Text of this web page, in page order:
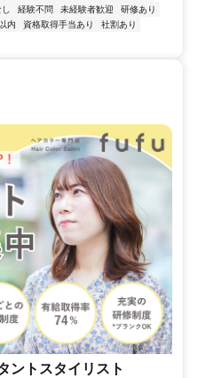
経験不問 未経験者歓迎
研修あり
内 資格取得手当あり
社割あり
ントスタイリスト